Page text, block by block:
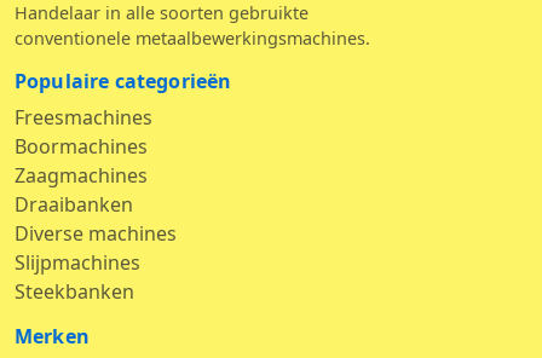
Handelaar in alle soorten gebruikte
conventionele metaalbewerkingsmachines.
Populaire categorieën
Freesmachines
Boormachines
Zaagmachines
Draaibanken
Diverse machines
Slijpmachines
Steekbanken
Merken